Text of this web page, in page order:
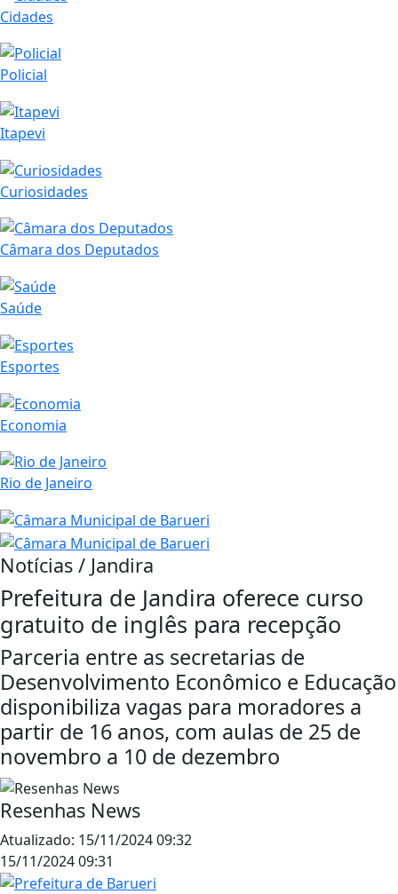
Cidades
Policial
Itapevi
Curiosidades
Câmara dos Deputados
Saúde
Esportes
Economia
Rio de Janeiro
Notícias / Jandira
Prefeitura de Jandira oferece curso
gratuito de inglês para recepção
Parceria entre as secretarias de
Desenvolvimento Econômico e Educação
disponibiliza vagas para moradores a
partir de 16 anos, com aulas de 25 de
novembro a 10 de dezembro
Resenhas News
Atualizado: 15/11/2024 09:32
15/11/2024 09:31